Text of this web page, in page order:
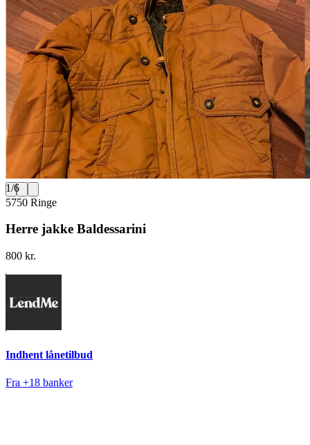
1/6
5750 Ringe
Herre jakke Baldessarini
800 kr.
Indhent lånetilbud
Fra +18 banker